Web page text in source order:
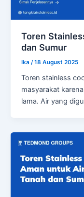
Toren
dan Sumur
Ika /18 August 2025
Toren stainless
masyarakat
lama. Air yang